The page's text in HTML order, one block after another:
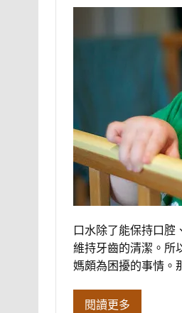
口水除了能保持口腔
維持牙齒的清潔。所
媽頗為困擾的事情。
閱讀更多